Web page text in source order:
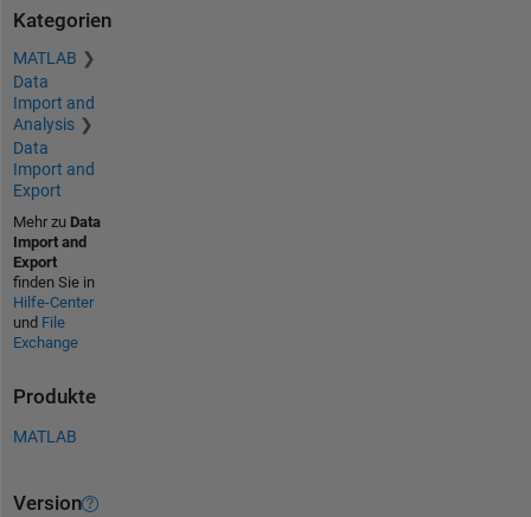
Kategorien
MATLAB
Data
Import and
Analysis
Data
Import and
Export
Mehr zu Data
Import and
Export
finden Sie in
Hilfe-Center
und File
Exchange
Produkte
MATLAB
Version